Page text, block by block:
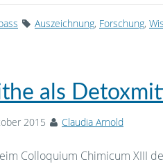
Auszeichnung, Forschung,
als
2015 Claudia Arnold
Colloquium Chimicum XIII